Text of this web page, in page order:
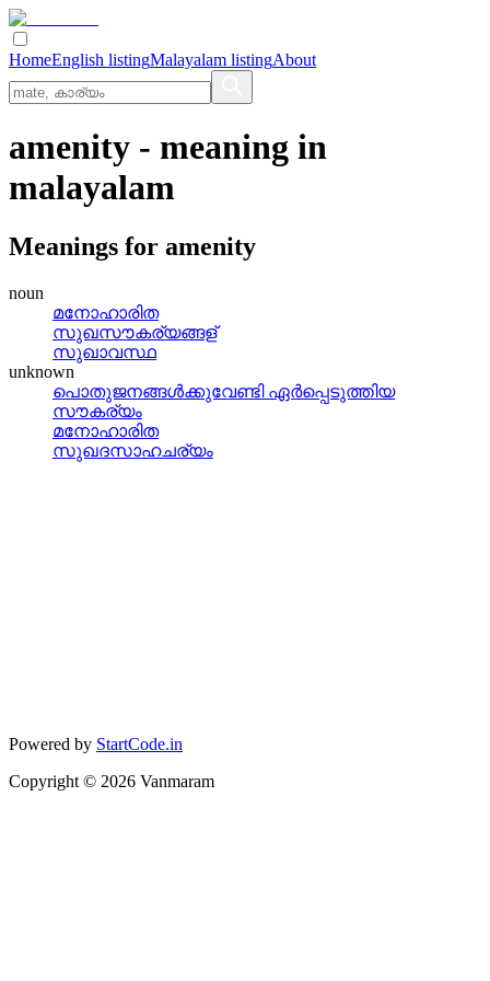
HomeEnglish listingMalayalam listingAbout
amenity - meaning in
malayalam
Meanings for amenity
noun
മനോഹാരിത
സുഖസൗകര്യങ്ങള്
സുഖാവസ്ഥ
unknown
പൊതുജനങ്ങള്‍ക്കുവേണ്ടി ഏര്‍പ്പെടുത്തിയ
സൗകര്യം
മനോഹാരിത
സുഖദസാഹചര്യം
Powered by StartCode.in
Copyright © 2026 Vanmaram